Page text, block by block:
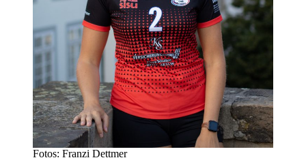
Fotos: Franzi Dettmer